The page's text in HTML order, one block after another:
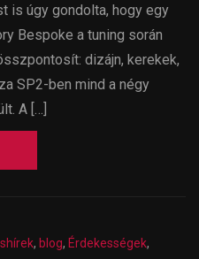
is úgy gondolta, hogy egy
Bespoke a tuning során
dizájn, kerekek,
SP2-ben mind a négy
A […]
, blog, Érdekességek,